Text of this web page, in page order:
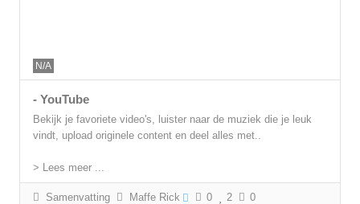
N/A
- YouTube
Bekijk je favoriete video's, luister naar de muziek die je leuk
vindt, upload originele content en deel alles met..
> Lees meer ...
Samenvatting Maffe Rick 0 2 0